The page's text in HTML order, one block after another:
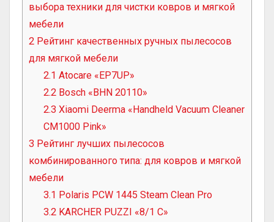
выбора техники для чистки ковров и мягкой
мебели
2 Рейтинг качественных ручных пылесосов
для мягкой мебели
2.1 Atocare «EP7UP»
2.2 Bosch «BHN 20110»
2.3 Xiaomi Deerma «Handheld Vacuum Cleaner
CM1000 Pink»
3 Рейтинг лучших пылесосов
комбинированного типа: для ковров и мягкой
мебели
3.1 Polaris PCW 1445 Steam Clean Pro
3.2 KARCHER PUZZI «8/1 C»